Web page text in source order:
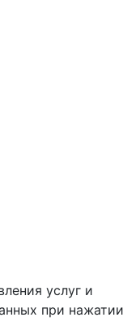
услуг и
при нажатии